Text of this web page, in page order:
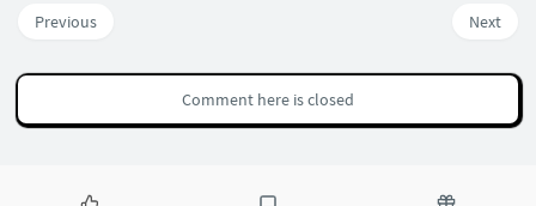
Next
Previous
Comment here is closed